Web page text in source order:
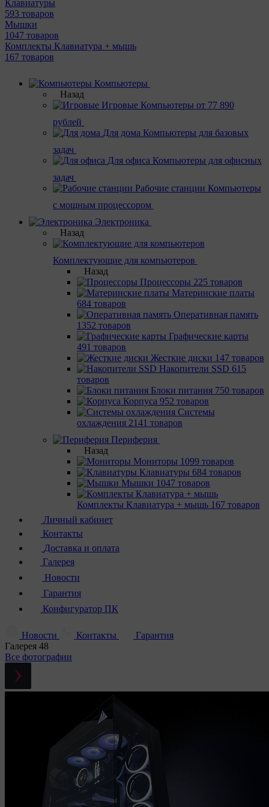
Клавиатуры
593 товаров
Мышки
1047 товаров
Комплекты Клавиатура + мышь
167 товаров
Компьютеры
Назад
Игровые Компьютеры от 77 890
рублей
Для дома Компьютеры для базовых
задач
Для офиса Компьютеры для офисных
задач
Рабочие станции Компьютеры
с мощным процессором
Электроника
Назад
Комплектующие для компьютеров
Назад
Процессоры 225 товаров
Материнcкие платы
684 товаров
Оперативная память
1352 товаров
Графические карты
491 товаров
Жесткие диски 147 товаров
Накопители SSD 615
товаров
Блоки питания 750 товаров
Корпуса 952 товаров
Системы
охлаждения 2141 товаров
Периферия
Назад
Мониторы 1099 товаров
Клавиатуры 684 товаров
Мышки 1047 товаров
Комплекты Клавиатура + мышь 167 товаров
Личный кабинет
Контакты
Доставка и оплата
Галерея
Новости
Гарантия
Конфигуратор ПК
Новости Контакты
Гарантия
Галерея 48
Все фотографии